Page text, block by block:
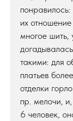
их
многое шить,
такими: для
платьев
отделки
пр. мелочи,
6 человек,